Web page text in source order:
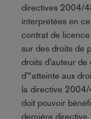
directives 2004/
interprétées en
contrat de licence
sur des droits de
droits d’auteur
d’“atteinte aux
la directive 2004/
doit pouvoir
dernière